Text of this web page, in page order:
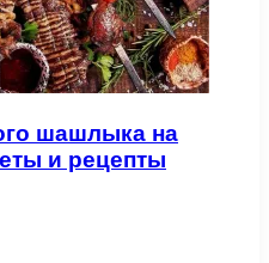
шашлыка на
и рецепты